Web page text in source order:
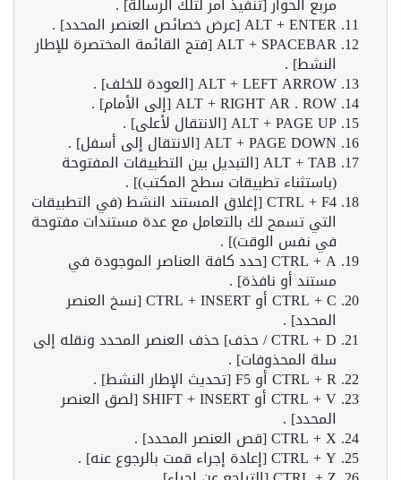
ALT + ENTER [عرض خصائص العنصر المحدد] .
ALT + SPACEBAR [فتح القائمة المختصرة للإطار
النشط] .
ALT + LEFT ARROW [العودة للخلف] .
ALT + RIGHT AR . ROW [إلى الأمام] .
ALT + PAGE UP [الانتقال لأعلى] .
ALT + PAGE DOWN [الانتقال إلى أسفل] .
ALT + TAB [التبديل بين التطبيقات المفتوحة
(باستثناء تطبيقات سطح المكتب)] .
CTRL + F4 [إغلاق المستند النشط (في التطبيقات
التي تسمح لك بالتعامل مع عدة مستندات مفتوحة
في نفس الوقت)] .
CTRL + A [حدد كافة العناصر الموجودة في
مستند أو نافذة] .
CTRL + C أو CTRL + INSERT [نسخ العنصر
المحدد] .
CTRL + D / حذف] حذف العنصر المحدد ونقله إلى
سلة المحذوفات] .
CTRL + R أو F5 [تحديث الإطار النشط] .
CTRL + V أو SHIFT + INSERT [لصق العنصر
المحدد] .
CTRL + X [قص العنصر المحدد] .
CTRL + Y [إعادة إجراء قمت بالرجوع عنه] .